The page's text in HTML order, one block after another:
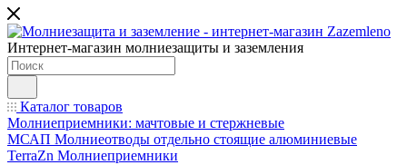
Интернет-магазин молниезащиты и заземления
Каталог товаров
Молниеприемники: мачтовые и стержневые
МСАП Молниеотводы отдельно стоящие алюминиевые
TerraZn Молниеприемники